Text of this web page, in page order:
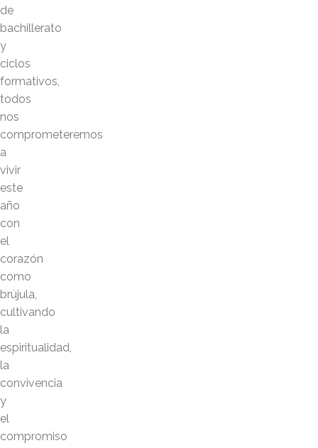
de
bachillerato
y
ciclos
formativos,
todos
nos
comprometeremos
a
vivir
este
año
con
el
corazón
como
brújula,
cultivando
la
espiritualidad,
la
convivencia
y
el
compromiso